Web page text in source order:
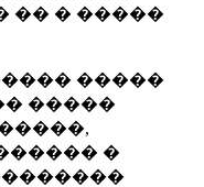
�� � �����
�����
�����
�